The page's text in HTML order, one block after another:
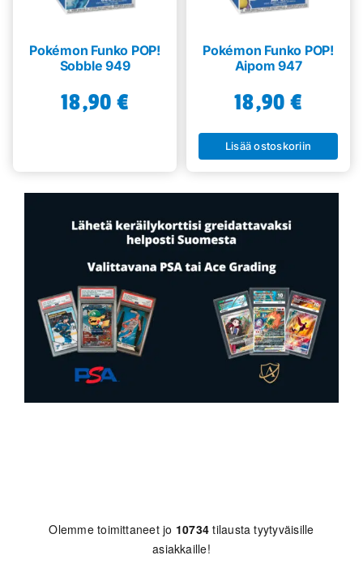
Pokémon Funko POP!
Sobble 949
18,90 €
Pokémon Funko POP!
Aipom 947
18,90 €
Lisää ostoskoriin
Olemme toimittaneet jo 10734 tilausta tyytyväisille
asiakkaille!